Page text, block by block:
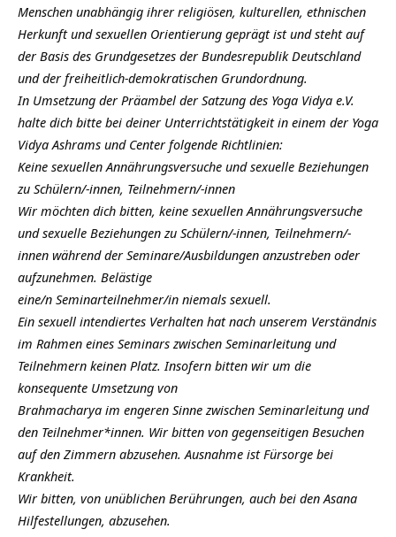
Menschen unabhängig ihrer religiösen, kulturellen, ethnischen
Herkunft und sexuellen Orientierung geprägt ist und steht auf
der Basis des Grundgesetzes der Bundesrepublik Deutschland
und der freiheitlich-demokratischen Grundordnung.
In Umsetzung der Präambel der Satzung des Yoga Vidya e.V.
halte dich bitte bei deiner Unterrichtstätigkeit in einem der Yoga
Vidya Ashrams und Center folgende Richtlinien:
Keine sexuellen Annährungsversuche und sexuelle Beziehungen
zu Schülern/-innen, Teilnehmern/-innen
Wir möchten dich bitten, keine sexuellen Annährungsversuche
und sexuelle Beziehungen zu Schülern/-innen, Teilnehmern/-
innen während der Seminare/Ausbildungen anzustreben oder
aufzunehmen. Belästige
eine/n Seminarteilnehmer/in niemals sexuell.
Ein sexuell intendiertes Verhalten hat nach unserem Verständnis
im Rahmen eines Seminars zwischen Seminarleitung und
Teilnehmern keinen Platz. Insofern bitten wir um die
konsequente Umsetzung von
Brahmacharya im engeren Sinne zwischen Seminarleitung und
den Teilnehmer*innen. Wir bitten von gegenseitigen Besuchen
auf den Zimmern abzusehen. Ausnahme ist Fürsorge bei
Krankheit.
Wir bitten, von unüblichen Berührungen, auch bei den Asana
Hilfestellungen, abzusehen.